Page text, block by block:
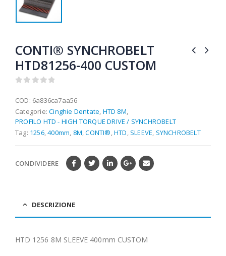
CONTI® SYNCHROBELT
HTD81256-400 CUSTOM
COD: 6a836ca7aa56
Categorie:Cinghie Dentate HTD 8M
PROFILO HTD - HIGH TORQUE DRIVE / SYNCHROBELT
Tag: 1256,400mm 8M ,CONTI® ,HTD SLEEVE SYNCHROBELT
CONDIVIDERE
DESCRIZIONE
HTD 1256 8M SLEEVE 400mm CUSTOM